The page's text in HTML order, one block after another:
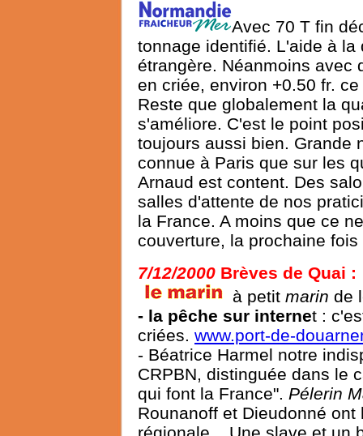
Avec 70 T fin
tonnage identifié. L'aide à la
étrangère. Néanmoins avec
en criée, environ +0.50 fr.
Reste que globalement la
s'améliore. C'est le point
toujours aussi bien. Grande
connue à Paris que sur les
Arnaud est content. Des
salles d'attente de nos
la France. A moins que ce
couverture, la prochaine
7/12/2000 Brèves de Quai :
à petit marin de
- la pêche sur internet :
criées. www.port-de-
- Béatrice Harmel notre
CRPBN, distinguée dans le
qui font la France". Pélerin
Rounanoff et Dieudonné